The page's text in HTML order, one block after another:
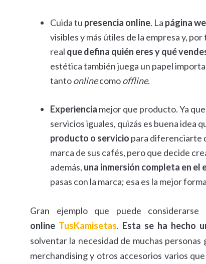
Cuida tu presencia online. La página
visibles y más útiles de la empresa y,
real que defina quién eres y qué
estética también juega un papel
tantoonlinecomooffline.
Experiencia mejor que producto. Ya
servicios iguales, quizás es buena idea
producto o servicio para diferenciarte
marca de sus cafés, pero que decide
además, una inmersión completa en el
pasas con la marca; esa es la mejor
Gran ejemplo que puede
online TusKamisetas. Esta se ha hecho
solventar la necesidad de muchas
merchandising y otros accesorios varios